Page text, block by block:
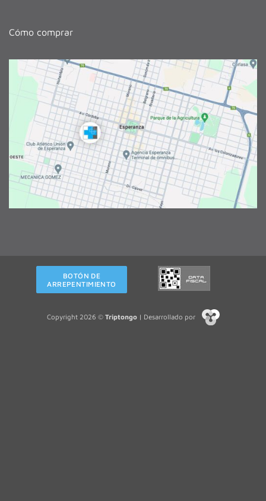
Cómo comprar
BOTÓN DE
ARREPENTIMIENTO
Copyright 2026 © Triptongo| Desarrollado por